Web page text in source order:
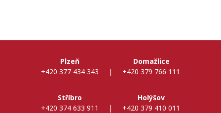
Plzeň
+420 377 434 343
|
Domažlice
+420 379 766 111
Stříbro
+420 374 633 911
|
Holýšov
+420 379 410 011